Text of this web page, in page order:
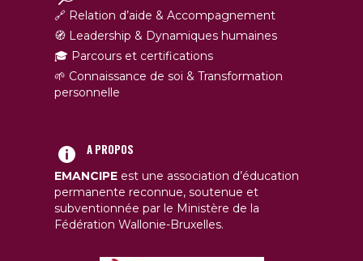
🔗 Relation d’aide & Accompagnement
🧭 Leadership & Dynamiques humaines
🎓 Parcours et certifications
🌱 Connaissance de soi & Transformation
personnelle
A PROPOS
EMANCIPE est une association d’éducation
permanente reconnue, soutenue et
subventionnée par le Ministère de la
Fédération Wallonie-Bruxelles.